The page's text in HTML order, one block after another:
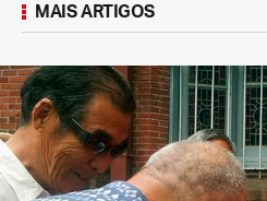
MAIS ARTIGOS